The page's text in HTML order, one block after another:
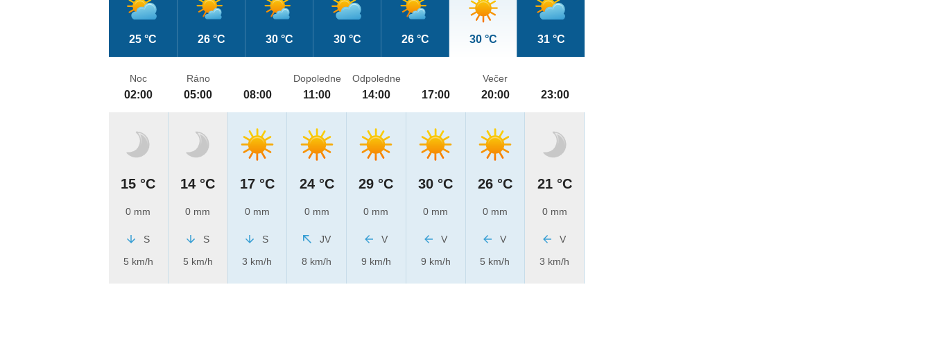
25 °C 26 °C 30 °C 30 °C 26 °C 30 °C 31 °C
Noc
02:00
15 °C
0 mm
S
5 km/h
Ráno
05:00
14 °C
0 mm
S
5 km/h
08:00
17 °C
0 mm
S
3 km/h
Dopoledne
11:00
24 °C
0 mm
JV
8 km/h
Odpoledne
14:00
29 °C
0 mm
V
9 km/h
17:00
30 °C
0 mm
V
9 km/h
Večer
20:00
26 °C
0 mm
V
5 km/h
23:00
21 °C
0 mm
V
3 km/h